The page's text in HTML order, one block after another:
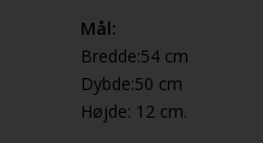
Mål:
Bredde:54 cm
Dybde:50 cm
Højde: 12 cm.